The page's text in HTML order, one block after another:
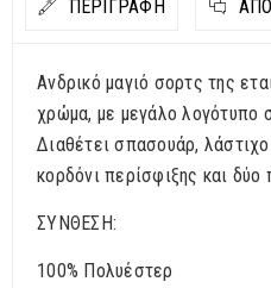
ΠΕΡΙΓΡΑΦΗ
Ανδρικό μαγιό σορτς της
χρώμα, με μεγάλο λογότυπο
Διαθέτει σπασουάρ,
κορδόνι περίσφιξης και δύο
ΣΥΝΘΕΣΗ:
100% Πολυέστερ